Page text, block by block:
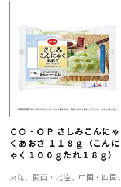
ＣＯ・ＯＰ さしみこんにゃ
くあおさ １１８ｇ（こんに
ゃく１００ｇたれ１８ｇ）
東海、関西・北陸、中国・四国、